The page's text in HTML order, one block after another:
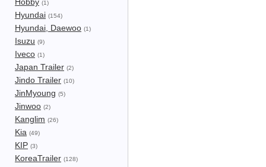
(1)
Hyundai (154)
Hyundai, Daewoo (1)
Isuzu (9)
Iveco (1)
Japan Trailer (2)
Jindo Trailer (10)
JinMyoung (5)
Jinwoo (2)
Kanglim (26)
Kia (49)
KIP (3)
KoreaTrailer (128)